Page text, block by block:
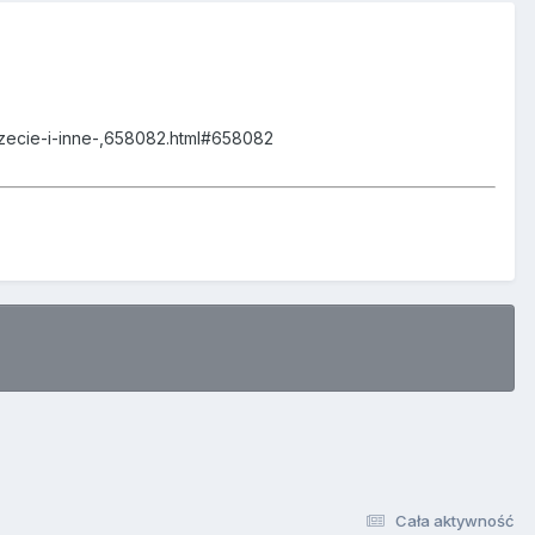
i-inne-,658082.html#658082
Cała aktywność